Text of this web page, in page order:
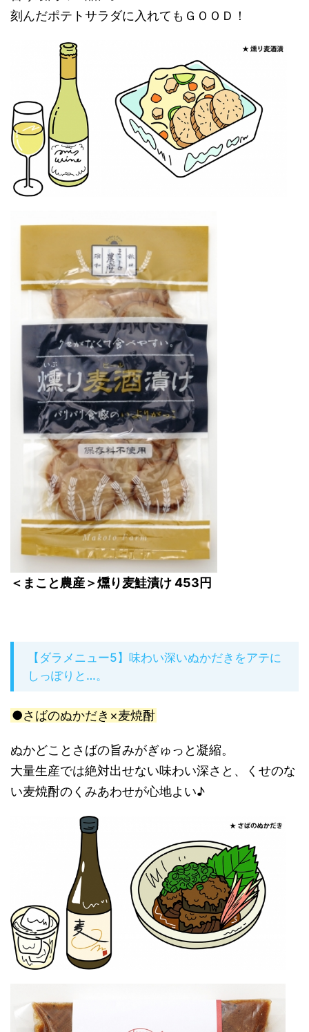
刻んだポテトサラダに入れてもＧＯＯＤ！
＜まこと農産＞燻り麦鮭漬け 453円
【ダラメニュー5】味わい深いぬかだきをアテに
しっぽりと…。
●さばのぬかだき×麦焼酎
ぬかどことさばの旨みがぎゅっと凝縮。
大量生産では絶対出せない味わい深さと、くせのな
い麦焼酎のくみあわせが心地よい♪